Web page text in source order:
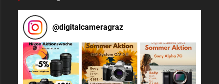
@digitalcameragraz